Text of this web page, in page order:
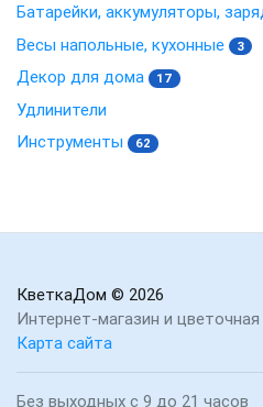
Батарейки, аккумуляторы,
Весы напольные, кухонные 3
Декор для дома 17
Удлинители
Инструменты
62
КветкаДом © 2026
Интернет-магазин и
Карта сайта
Без выходных с 9 до 21 часов